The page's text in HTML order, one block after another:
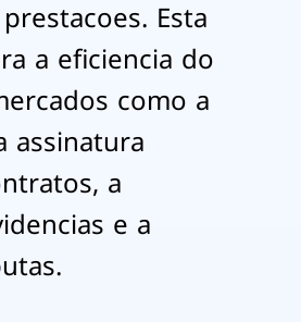
Esta
a eficiencia do
como a
assinatura
a
e a